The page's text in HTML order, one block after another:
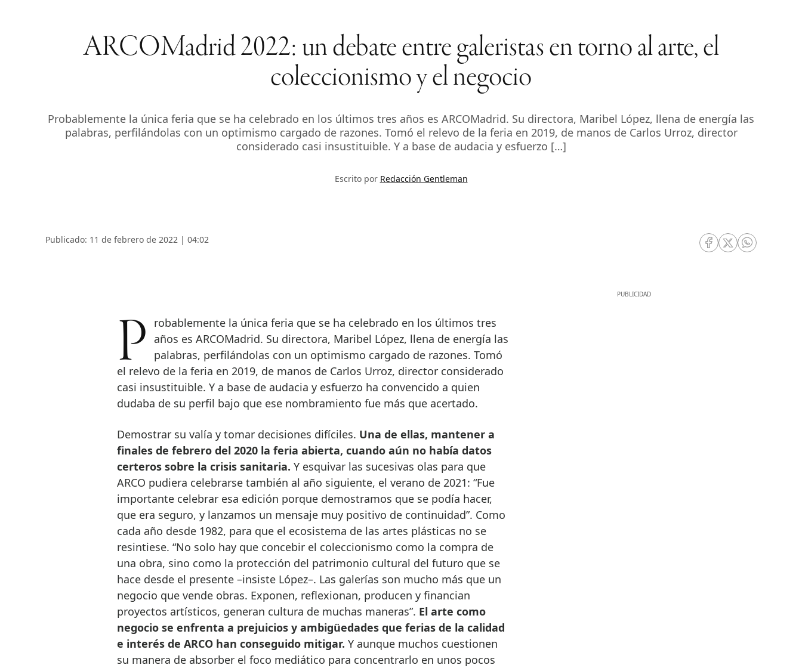
ARCOMadrid 2022: un debate entre galeristas en torno al arte, el
coleccionismo y el negocio
Probablemente la única feria que se ha celebrado en los últimos tres años es ARCOMadrid. Su directora, Maribel López, llena de energía las
palabras, perfilándolas con un optimismo cargado de razones. Tomó el relevo de la feria en 2019, de manos de Carlos Urroz, director
considerado casi insustituible. Y a base de audacia y esfuerzo […]
Escrito por Redacción Gentleman
Publicado: 11 de febrero de 2022 | 04:02
RRSS Facebook
RRSS Twitter
RRSS
Probablemente la única feria que se ha celebrado en los últimos tres
años es ARCOMadrid. Su directora, Maribel López, llena de energía las
palabras, perfilándolas con un optimismo cargado de razones. Tomó
el relevo de la feria en 2019, de manos de Carlos Urroz, director considerado
casi insustituible. Y a base de audacia y esfuerzo ha convencido a quien
dudaba de su perfil bajo que ese nombramiento fue más que acertado.
Demostrar su valía y tomar decisiones difíciles. Una de ellas, mantener a
finales de febrero del 2020 la feria abierta, cuando aún no había datos
certeros sobre la crisis sanitaria. Y esquivar las sucesivas olas para que
ARCO pudiera celebrarse también al año siguiente, el verano de 2021: “Fue
importante celebrar esa edición porque demostramos que se podía hacer,
que era seguro, y lanzamos un mensaje muy positivo de continuidad”. Como
cada año desde 1982, para que el ecosistema de las artes plásticas no se
resintiese. “No solo hay que concebir el coleccionismo como la compra de
una obra, sino como la protección del patrimonio cultural del futuro que se
hace desde el presente –insiste López–. Las galerías son mucho más que un
negocio que vende obras. Exponen, reflexionan, producen y financian
proyectos artísticos, generan cultura de muchas maneras”. El arte como
negocio se enfrenta a prejuicios y ambigüedades que ferias de la calidad
e interés de ARCO han conseguido mitigar. Y aunque muchos cuestionen
su manera de absorber el foco mediático para concentrarlo en unos pocos